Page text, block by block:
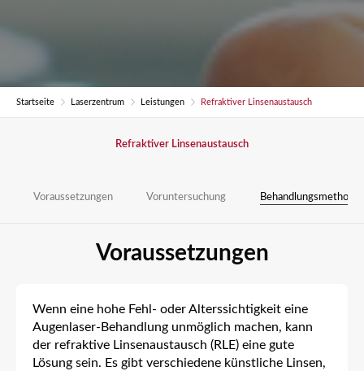
Startseite Laserzentrum Leistungen Refraktiver Linsenaustausch
Refraktiver Linsenaustausch
Voraussetzungen Voruntersuchung Behandlungsmethode
Voraussetzungen
Wenn eine hohe Fehl- oder Alterssichtigkeit eine
Augenlaser-Behandlung unmöglich machen, kann
der refraktive Linsenaustausch (RLE) eine gute
Lösung sein. Es gibt verschiedene künstliche Linsen,